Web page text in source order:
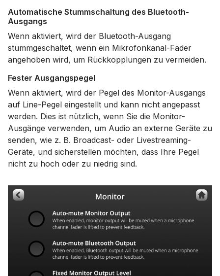
Automatische Stummschaltung des Bluetooth-
Ausgangs
Wenn aktiviert, wird der Bluetooth-Ausgang
stummgeschaltet, wenn ein Mikrofonkanal-Fader
angehoben wird, um Rückkopplungen zu vermeiden.
Fester Ausgangspegel
Wenn aktiviert, wird der Pegel des Monitor-Ausgangs
auf Line-Pegel eingestellt und kann nicht angepasst
werden. Dies ist nützlich, wenn Sie die Monitor-
Ausgänge verwenden, um Audio an externe Geräte zu
senden, wie z. B. Broadcast- oder Livestreaming-
Geräte, und sicherstellen möchten, dass Ihre Pegel
nicht zu hoch oder zu niedrig sind.